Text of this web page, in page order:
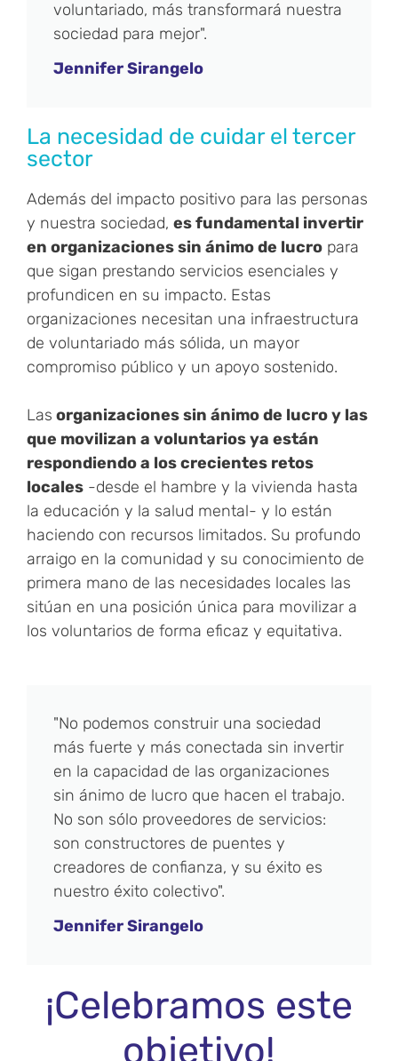
voluntariado, más transformará nuestra
sociedad para mejor".
Jennifer Sirangelo
La necesidad de cuidar el tercer
sector
Además del impacto positivo para las personas
y nuestra sociedad, es fundamental invertir
en organizaciones sin ánimo de lucro para
que sigan prestando servicios esenciales y
profundicen en su impacto. Estas
organizaciones necesitan una infraestructura
de voluntariado más sólida, un mayor
compromiso público y un apoyo sostenido.
Las organizaciones sin ánimo de lucro y las
que movilizan a voluntarios ya están
respondiendo a los crecientes retos
locales -desde el hambre y la vivienda hasta
la educación y la salud mental- y lo están
haciendo con recursos limitados. Su profundo
arraigo en la comunidad y su conocimiento de
primera mano de las necesidades locales las
sitúan en una posición única para movilizar a
los voluntarios de forma eficaz y equitativa.
"No podemos construir una sociedad
más fuerte y más conectada sin invertir
en la capacidad de las organizaciones
sin ánimo de lucro que hacen el trabajo.
No son sólo proveedores de servicios:
son constructores de puentes y
creadores de confianza, y su éxito es
nuestro éxito colectivo".
Jennifer Sirangelo
¡Celebramos este
objetivo!